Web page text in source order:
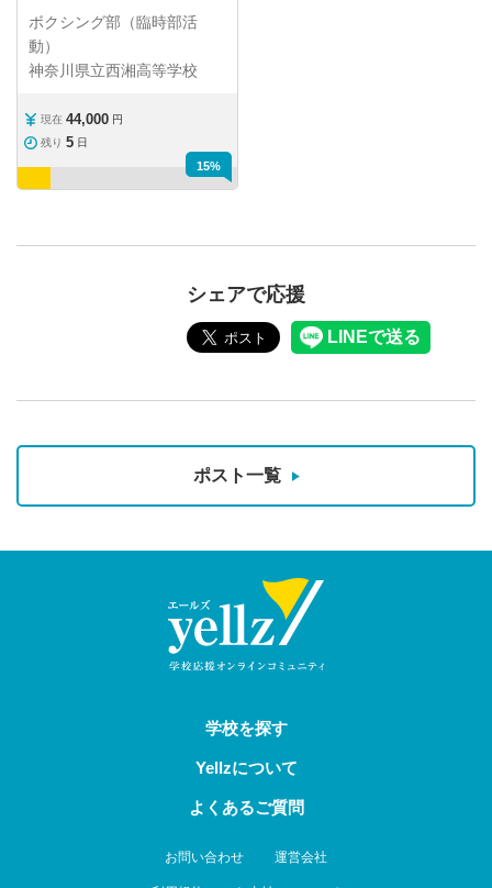
ボクシング部（臨時部活
動）
神奈川県立西湘高等学校
現在 44,000 円
残り 5 日
15%
シェアで応援
ポスト一覧
学校を探す
Yellzについて
よくあるご質問
お問い合わせ 運営会社